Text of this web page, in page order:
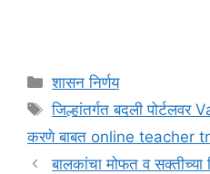
Categories
शासन निर्णय
Tags
जिल्हांतर्गत बदली
करणे बाबत online teacher
बालकांचा मोफत व सक्तीच्या